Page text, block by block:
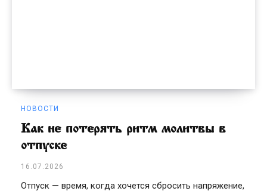
НОВОСТИ
Как не потерять ритм молитвы в
отпуске
16.07.2026
Отпуск — время, когда хочется сбросить напряжение,